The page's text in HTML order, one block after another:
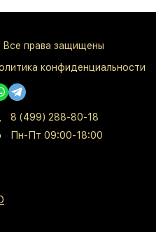
права защищены
конфиденциальности
8 (499) 288-80-18
Пн-Пт 09:00-18:00